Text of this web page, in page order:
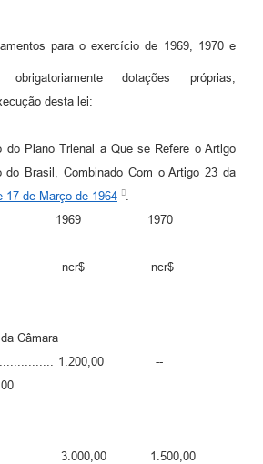
MUNICIPAL 2025
para o exercício de 1969, 1970 e
obrigatoriamente dotações próprias,
desta lei:
do Plano Trienal a Que se Refere o Artigo
do Brasil, Combinado Com o Artigo 23 da
17 de Março de 1964
.
Capital 1969 1970
ncr$ ncr$
Câmara
................. 1.200,00 --
3.000,00 1.500,00